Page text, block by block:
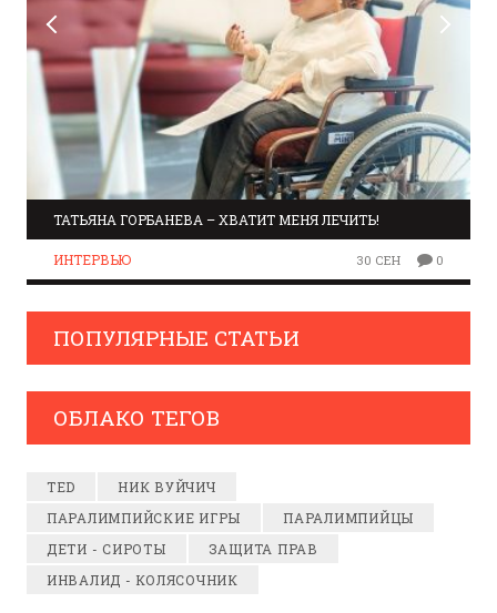
ТАТЬЯНА ГОРБАНЕВА – ХВАТИТ МЕНЯ ЛЕЧИТЬ!
ИНТЕРВЬЮ 30 СЕН 0
ПОПУЛЯРНЫЕ СТАТЬИ
ОБЛАКО ТЕГОВ
TED
НИК ВУЙЧИЧ
ПАРАЛИМПИЙСКИЕ ИГРЫ
ПАРАЛИМПИЙЦЫ
ДЕТИ - СИРОТЫ
ЗАЩИТА ПРАВ
ИНВАЛИД - КОЛЯСОЧНИК